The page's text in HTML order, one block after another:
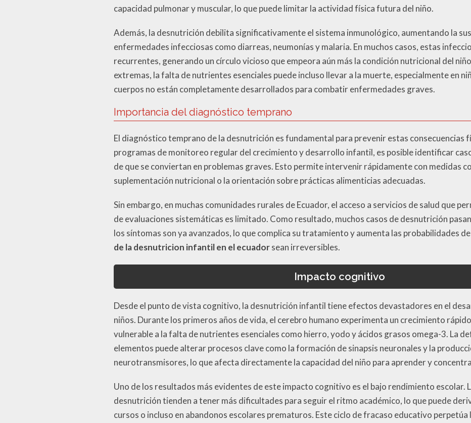
capacidad pulmonar y muscular, lo que puede limitar la actividad física futura del niño.
Además, la desnutrición debilita significativamente el sistema inmunológico, aumentando la
enfermedades infecciosas como diarreas, neumonías y malaria. En muchos casos, estas
recurrentes, generando un círculo vicioso que empeora aún más la condición nutricional del
extremas, la falta de nutrientes esenciales puede incluso llevar a la muerte, especialmente en
cuerpos no están completamente desarrollados para combatir enfermedades graves.
Importancia del diagnóstico temprano
El diagnóstico temprano de la desnutrición es fundamental para prevenir estas consecuencias
programas de monitoreo regular del crecimiento y desarrollo infantil, es posible identificar
de que se conviertan en problemas graves. Esto permite intervenir rápidamente con medidas
suplementación nutricional o la orientación sobre prácticas alimenticias adecuadas.
Sin embargo, en muchas comunidades rurales de Ecuador, el acceso a servicios de salud que
de evaluaciones sistemáticas es limitado. Como resultado, muchos casos de desnutrición
los síntomas son ya avanzados, lo que complica su tratamiento y aumenta las probabilidades
de la desnutricion infantil en el ecuadorsean irreversibles.
Impacto cognitivo
Desde el punto de vista cognitivo, la desnutrición infantil tiene efectos devastadores en el
niños. Durante los primeros años de vida, el cerebro humano experimenta un crecimiento
vulnerable a la falta de nutrientes esenciales como hierro, yodo y ácidos grasos omega-3. La
elementos puede alterar procesos clave como la formación de sinapsis neuronales y la
neurotransmisores, lo que afecta directamente la capacidad del niño para aprender y
Uno de los resultados más evidentes de este impacto cognitivo es el bajo rendimiento escolar.
desnutrición tienden a tener más dificultades para seguir el ritmo académico, lo que puede
cursos o incluso en abandonos escolares prematuros. Este ciclo de fracaso educativo perpetúa